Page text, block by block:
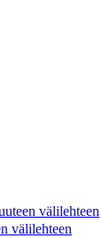
välilehteen
välilehteen